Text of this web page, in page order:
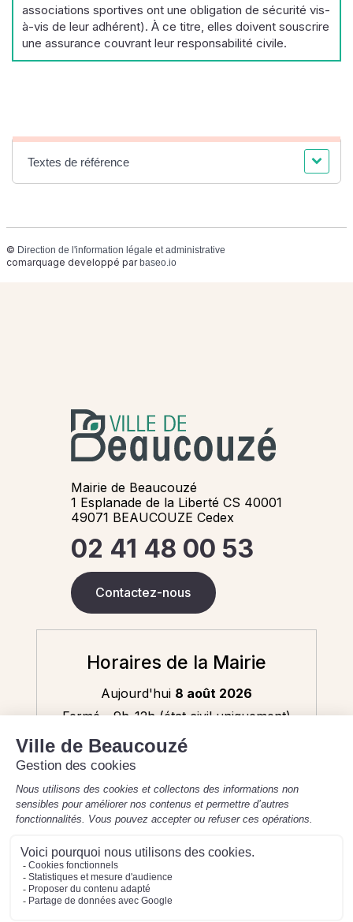
associations sportives ont une obligation de sécurité vis-
à-vis de leur adhérent). À ce titre, elles doivent souscrire
une assurance couvrant leur responsabilité civile.
Textes de référence
© Direction de l'information légale et administrative
comarquage developpé par baseo.io
Mairie de Beaucouzé
1 Esplanade de la Liberté CS 40001
49071 BEAUCOUZE Cedex
02 41 48 00 53
Contactez-nous
Horaires de la Mairie
Aujourd'hui 8 août 2026
Fermé - 9h-12h (état civil uniquement)